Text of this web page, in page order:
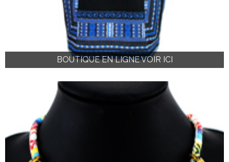
BOUTIQUE EN LIGNE VOIR ICI